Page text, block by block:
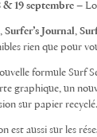
& 19 septembre –
, Surfer’s Journal,
rien que pour
formule Surf
graphique, un
sur papier recyclé.
est aussi sur les